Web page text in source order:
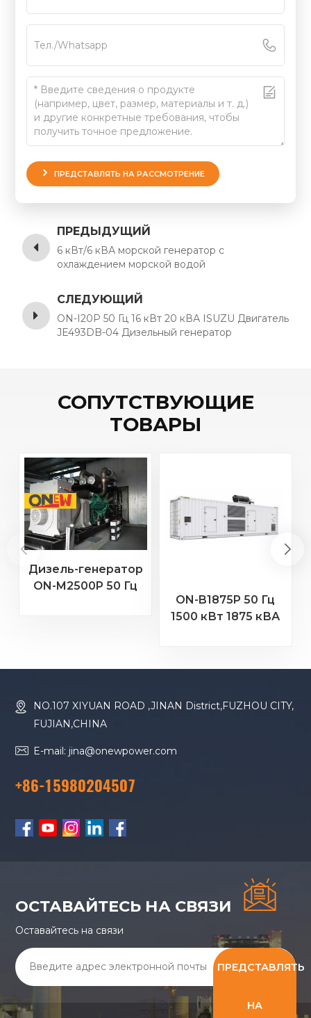
ПРЕДСТАВЛЯТЬ НА РАССМОТРЕНИЕ
ПРЕДЫДУЩИЙ
6 кВт/6 кВА морской генератор с
охлаждением морской водой
СЛЕДУЮЩИЙ
ON-I20P 50 Гц 16 кВт 20 кВА ISUZU Двигатель
JE493DB-04 Дизельный генератор
СОПУТСТВУЮЩИЕ
ТОВАРЫ
Дизель-генератор
ON-M2500P 50 Гц
ON-B1875P 50 Гц
1500 кВт 1875 кВА
Дизельный
NO.107 XIYUAN ROAD ,JINAN District,FUZHOU CITY,
FUJIAN,CHINA
E-mail: jina@onewpower.com
+86-15980204507
ОСТАВАЙТЕСЬ НА СВЯЗИ
Оставайтесь на связи
ПРЕДСТАВЛЯТЬ
НА